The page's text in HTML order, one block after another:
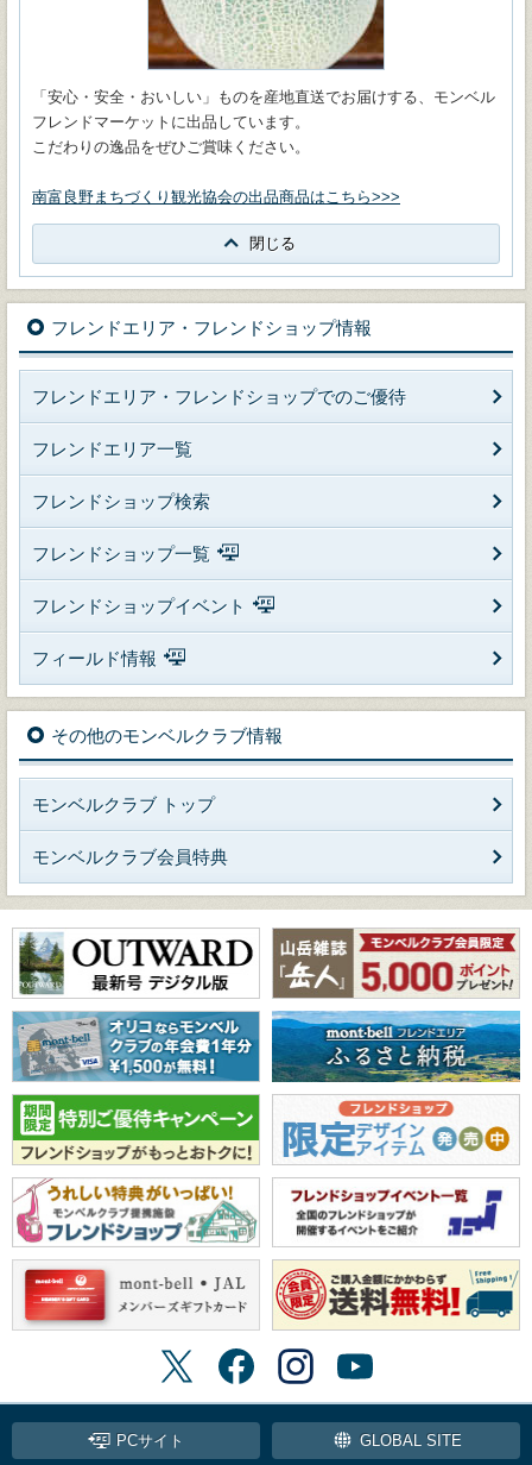
「安心・安全・おいしい」ものを産地直送でお届けする、モンベル
フレンドマーケットに出品しています。
こだわりの逸品をぜひご賞味ください。
南富良野まちづくり観光協会の出品商品はこちら>>>
閉じる
フレンドエリア・フレンドショップ情報
フレンドエリア・フレンドショップでのご優待
フレンドエリア一覧
フレンドショップ検索
フレンドショップ一覧
フレンドショップイベント
フィールド情報
その他のモンベルクラブ情報
モンベルクラブ トップ
モンベルクラブ会員特典
PCサイト GLOBAL SITE